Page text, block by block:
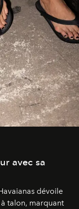
avec sa
dévoile
talon, marquant